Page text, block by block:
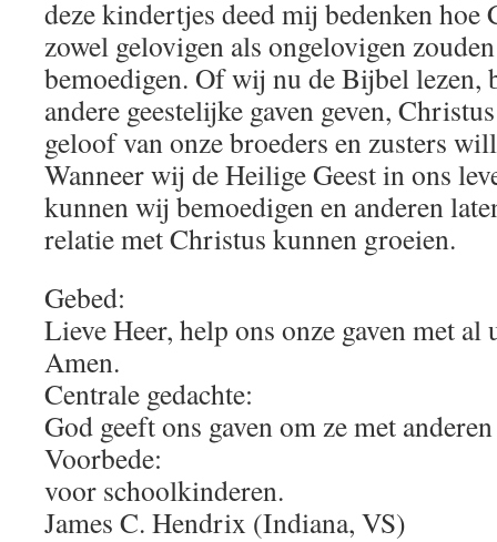
deze kindertjes deed mij bedenken
zowel gelovigen als ongelovigen
bemoedigen. Of wij nu de Bijbel lezen,
andere geestelijke gaven geven,
geloof van onze broeders en zusters
Wanneer wij de Heilige Geest in ons
kunnen wij bemoedigen en anderen
relatie met Christus kunnen groeien.
Gebed:
Lieve Heer, help ons onze gaven met
Amen.
Centrale gedachte:
God geeft ons gaven om ze met
Voorbede:
voor schoolkinderen.
James C. Hendrix (Indiana, VS)